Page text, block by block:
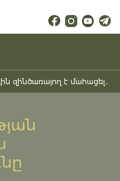
զինծառայող է մահացել․